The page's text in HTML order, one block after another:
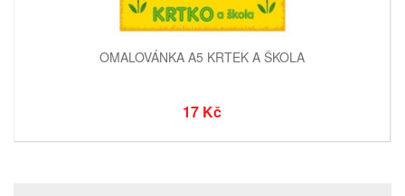
OMALOVÁNKA A5 KRTEK A ŠKOLA
17 Kč